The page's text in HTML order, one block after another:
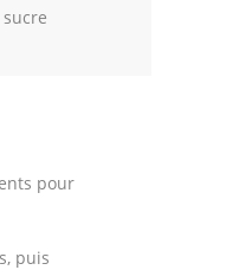
pour
puis